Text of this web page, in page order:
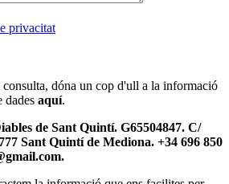
privacitat
dóna un cop d'ull a la informació
dades aquí.
de Sant Quintí. G65504847. C/
Sant Quintí de Mediona. +34 696 850